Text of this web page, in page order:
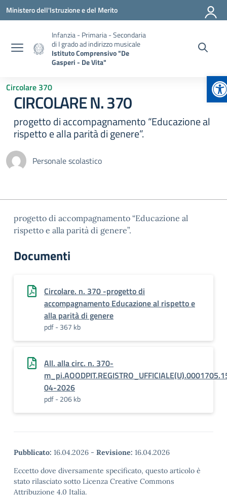
Vai ai contenuti
Vai al menu di navigazione
Vai al footer
Ministero dell'Istruzione e del Merito
Infanzia - Primaria - Secondaria
di I grado ad indirizzo musicale
Istituto Comprensivo "De
Gasperi - De Vita"
Circolare 370
CIRCOLARE N. 370
progetto di accompagnamento “Educazione al
rispetto e alla parità di genere”.
Personale scolastico
progetto di accompagnamento “Educazione al
rispetto e alla parità di genere”.
Documenti
Circolare. n. 370 -progetto di
accompagnamento Educazione al rispetto e
alla parità di genere
pdf - 367 kb
All. alla circ. n. 370-
04-2026
pdf - 206 kb
Pubblicato: 16.04.2026 - Revisione: 16.04.2026
Eccetto dove diversamente specificato, questo articolo è
stato rilasciato sotto Licenza Creative Commons
Attribuzione 4.0 Italia.